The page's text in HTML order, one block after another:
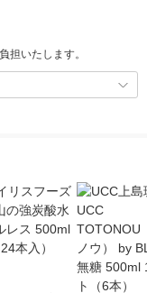
担いたします。